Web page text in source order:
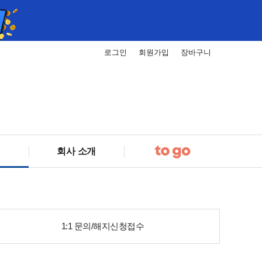
로그인 회원가입 장바구니
회사 소개
1:1 문의/해지신청접수